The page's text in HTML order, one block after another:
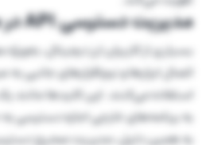
مدیریت دسترسی API در صرافی
بسیاری از کاربران ارز دیجیتال،
استفاده می‌کنند. این کلیدها مانند
به برنامه‌های خارجی اجازه دسترسی